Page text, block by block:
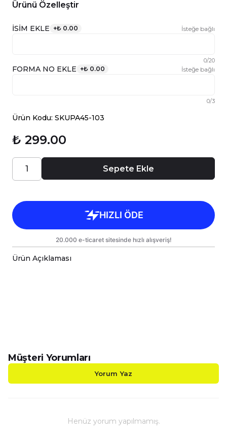
Ürünü Özelleştir
İSİM EKLE +₺ 0.00 İsteğe bağlı
0/20
FORMA NO EKLE +₺ 0.00 İsteğe bağlı
0/3
Ürün Kodu: SKUPA45-103
₺ 299.00
Sepete Ekle
Ürün Açıklaması
Müşteri Yorumları
Yorum Yaz
Henüz yorum yapılmamış.